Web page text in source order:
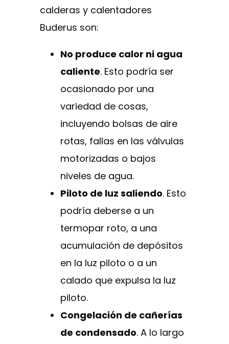
calderas y calentadores
Buderus son:
No produce calor ni agua
caliente. Esto podría ser
ocasionado por una
variedad de cosas,
incluyendo bolsas de aire
rotas, fallas en las válvulas
motorizadas o bajos
niveles de agua.
Piloto de luz saliendo. Esto
podría deberse a un
termopar roto, a una
acumulación de depósitos
en la luz piloto o a un
calado que expulsa la luz
piloto.
Congelación de cañerías
de condensado. A lo largo